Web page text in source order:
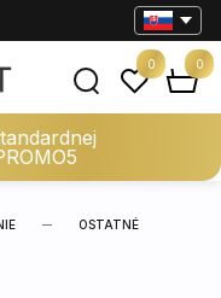
0 0
OSTATNÉ